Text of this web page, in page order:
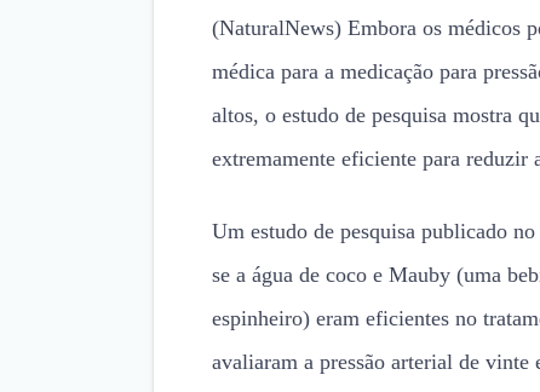
(NaturalNews) Embora os médicos
médica para a medicação para
altos, o estudo de pesquisa mostra
extremamente eficiente para reduzir
Um estudo de pesquisa publicado
se a água de coco e Mauby (uma
espinheiro) eram eficientes no
avaliaram a pressão arterial de